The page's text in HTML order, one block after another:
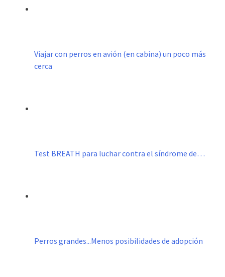
Viajar con perros en avión (en cabina) un poco más
cerca
Test BREATH para luchar contra el síndrome de…
Perros grandes...Menos posibilidades de adopción